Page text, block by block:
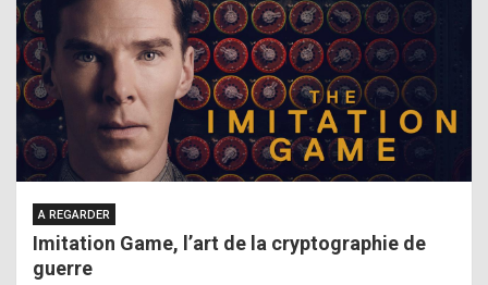
A REGARDER
Imitation Game, l’art de la cryptographie de
guerre